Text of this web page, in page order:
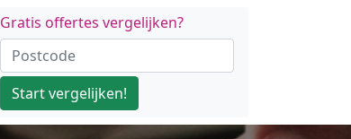
Gratis offertes vergelijken?
Start vergelijken!